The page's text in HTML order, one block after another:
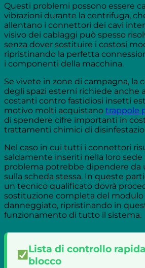
Questi problemi possono essere
vibrazioni durante la centrifuga,
allentano i connettori dei cavi
visivo dei cablaggi può spesso
senza dover sostituire i costosi
ripristinando la perfetta
i componenti della macchina.
Se vivete in zone di campagna, la
degli spazi esterni richiede anche
costanti contro fastidiosi insetti
motivo molti acquistano trappole
di spendere cifre importanti in
trattamenti chimici di
Nel caso in cui tutti i connettori
saldamente inseriti nella loro sede
problema potrebbe dipendere
sulla scheda stessa. In queste
un tecnico qualificato dovrà
sostituzione completa del
danneggiato, ripristinando in
funzionamento di tutto il sistema.
Lista di controllo
blocco